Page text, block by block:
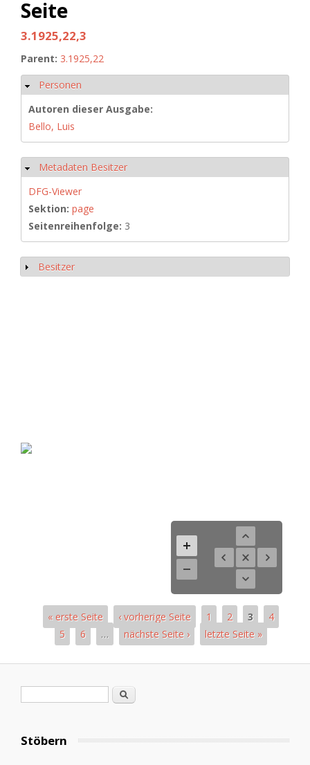
Seite
3.1925,22,3
Parent: 3.1925,22
Ausblenden
Personen
Autoren dieser Ausgabe:
Bello, Luis
Ausblenden
Metadaten Besitzer
DFG-Viewer
Sektion: page
Seitenreihenfolge: 3
Anzeigen
Besitzer
« erste Seite ‹ vorherige Seite 1 2 3
4
5
6 … nächste Seite › letzte Seite »
Suche
Stöbern